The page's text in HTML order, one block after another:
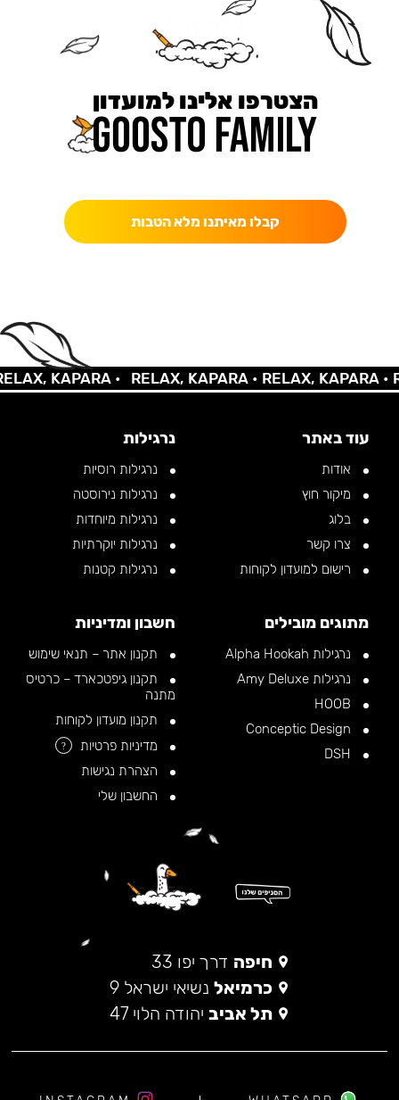
הצטרפו אלינו למועדון
קבלו מאיתנו מלא הטבות
KAPARA • RELAX, KAPARA •RELAX, KAPARA •
עוד באתר
אודות
מיקור חוץ
בלוג
צרו קשר
רישום למועדון לקוחות
נרגילות
נרגילות רוסיות
נרגילות נירוסטה
נרגילות מיוחדות
נרגילות יוקרתיות
נרגילות קטנות
מתוגים מובילים
נרגילות Alpha Hookah
נרגילות Amy Deluxe
חשבון ומדיניות
תקנון אתר – תנאי שימוש
תקנון גיפטכארד – כרטיס
מתנה
תקנון מועדון לקוחות
מדיניות פרטיות
?
הצהרת נגישות
החשבון שלי
חיפה דרך יפו 33
כרמיאל נשיאי ישראל 9
תל אביב יהודה הלוי 47